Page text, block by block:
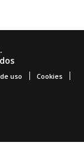
uso Cookies